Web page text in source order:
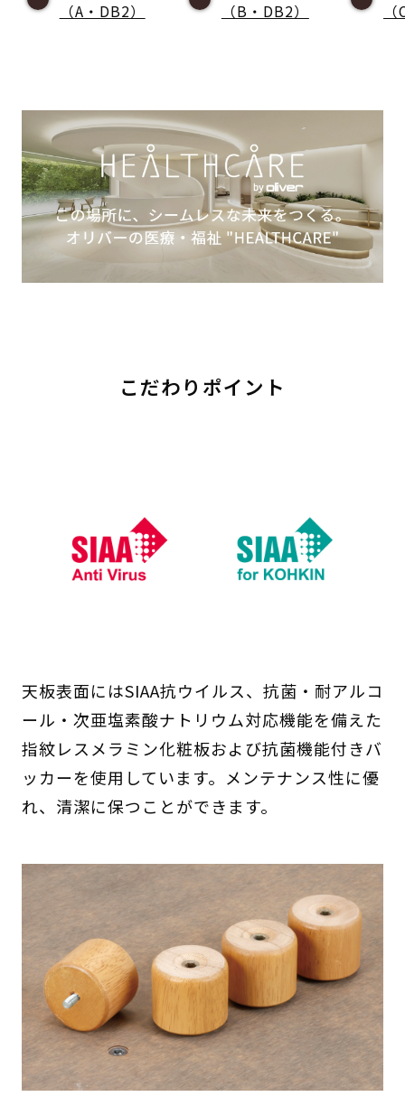
（A・DB2）
（B・DB2）
こだわりポイント
天板表面にはSIAA抗ウイルス、抗菌・耐アルコ
ール・次亜塩素酸ナトリウム対応機能を備えた
指紋レスメラミン化粧板および抗菌機能付きバ
ッカーを使用しています。メンテナンス性に優
れ、清潔に保つことができます。